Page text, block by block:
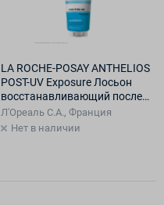
LA ROCHE-POSAY ANTHELIOS
POST-UV Exposure Лосьон
восстанавливающий после
пребывания на солнце для
лица и тела, 200 мл
Л'Ореаль С.А., Франция
Нет в наличии